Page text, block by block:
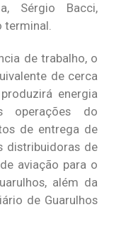
Sérgio Bacci,
terminal.
de trabalho, o
de cerca
energia
operações do
de entrega de
distribuidoras de
aviação para o
além da
de Guarulhos